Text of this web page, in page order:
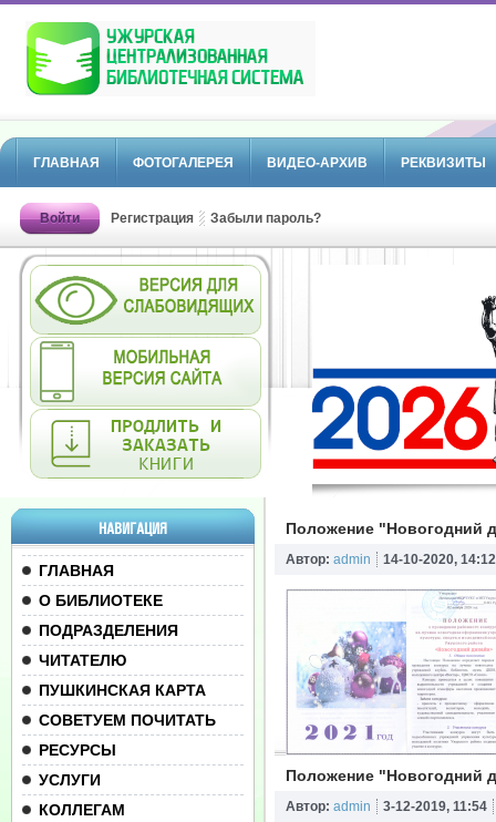
ГЛАВНАЯ ФОТОГАЛЕРЕЯ ВИДЕО-АРХИВ РЕКВИЗИТЫ
Войти Регистрация Забыли пароль?
НАВИГАЦИЯ
ГЛАВНАЯ
О БИБЛИОТЕКЕ
ПОДРАЗДЕЛЕНИЯ
ЧИТАТЕЛЮ
ПУШКИНСКАЯ КАРТА
СОВЕТУЕМ ПОЧИТАТЬ
РЕСУРСЫ
УСЛУГИ
КОЛЛЕГАМ
Положение "Новогодний
Автор: admin 14-10-2020, 14:12
Положение "Новогодний
Автор: admin 3-12-2019, 11:54